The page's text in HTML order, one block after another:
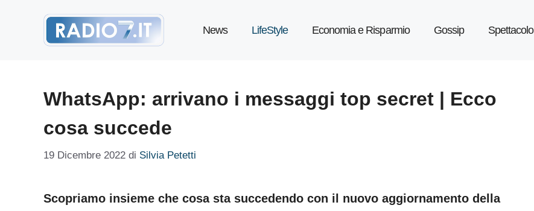
News LifeStyle Economia e Risparmio Gossip Spettacolo
WhatsApp: arrivano i messaggi top secret | Ecco
cosa succede
19 Dicembre 2022 di Silvia Petetti
Scopriamo insieme che cosa sta succedendo con il nuovo aggiornamento della